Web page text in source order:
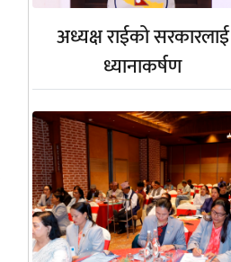
अध्यक्ष राईको सरकारलाई
ध्यानाकर्षण